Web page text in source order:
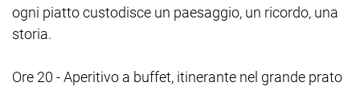
ogni piatto custodisce un paesaggio, un ricordo, una
storia.
Ore 20 - Aperitivo a buffet, itinerante nel grande prato